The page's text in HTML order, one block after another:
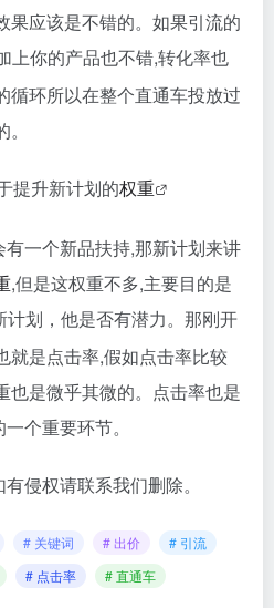
果应该是不错的。如果引流的
上你的产品也不错,转化率也
循环所以在整个直通车投放过
提升新计划的权重
一个新品扶持,那新计划来讲
,但是这权重不多,主要目的是
计划，他是否有潜力。那刚开
就是点击率,假如点击率比较
也是微乎其微的。点击率也是
个重要环节。
侵权请联系我们删除。
# 关键词 # 出价
# 引流
# 点击率 # 直通车